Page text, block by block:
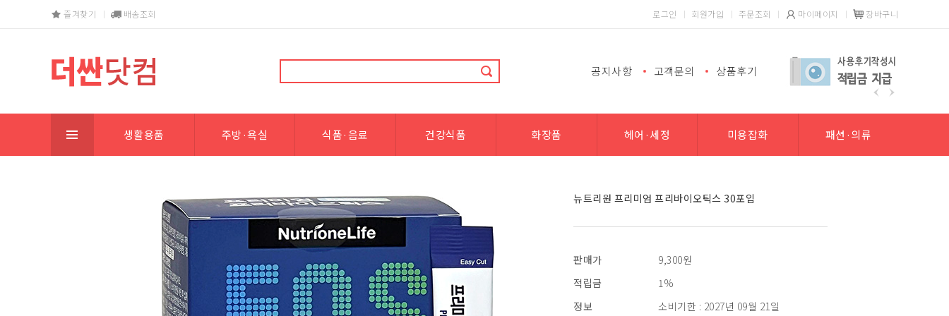
즐겨찾기 배송조회 로그인 회원가입 주문조회 마이페이지 장바구니
공지사항 고객문의 상품후기
생활용품 주방·욕실 식품·음료 건강식품 화장품 헤어·세정 미용잡화 패션·의류
뉴트리원 프리미엄 프리바이오틱스 30포입
판매가 9,300원
적립금
1%
정보
소비기한 : 2027년 09월 21일